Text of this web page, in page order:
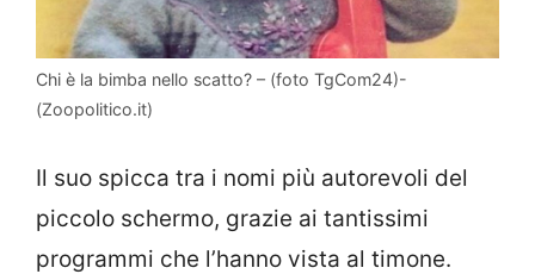
Chi è la bimba nello scatto? – (foto TgCom24)-
(Zoopolitico.it)
Il suo spicca tra i nomi più autorevoli del
piccolo schermo, grazie ai tantissimi
programmi che l’hanno vista al timone.